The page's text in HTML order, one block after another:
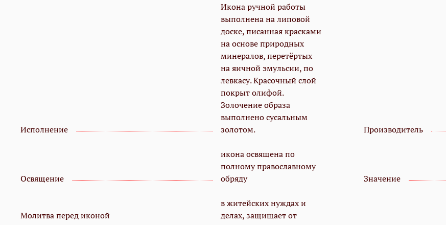
Исполнение
Икона ручной работы
выполнена на липовой
доске, писанная красками
на основе природных
минералов, перетёртых
на яичной эмульсии, по
левкасу. Красочный слой
покрыт олифой.
Золочение образа
выполнено сусальным
золотом.
Производитель
Освящение
икона освящена по
полному православному
обряду
Значение
Молитва перед иконой
в житейских нуждах и
делах, защищает от